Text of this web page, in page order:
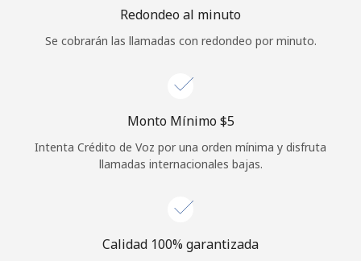
Iniciar Sesión
Continuar con
Redondeo al minuto
Se cobrarán las llamadas con redondeo por minuto.
Monto Mínimo ⁦$5⁩
Intenta Crédito de Voz por una orden mínima y disfruta
llamadas internacionales bajas.
Calidad 100% garantizada